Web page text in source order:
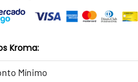
Kroma:
Mínimo